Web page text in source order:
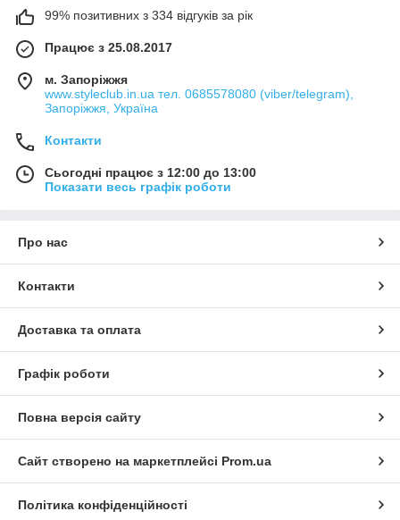
99% позитивних з 334 відгуків за рік
Працює з 25.08.2017
м. Запоріжжя
www.styleclub.in.ua тел. 0685578080 (viber/telegram),
Запоріжжя, Україна
Контакти
Сьогодні працює з 12:00 до 13:00
Показати весь графік роботи
Про нас
Контакти
Доставка та оплата
Графік роботи
Повна версія сайту
Сайт створено на маркетплейсі Prom.ua
Політика конфіденційності